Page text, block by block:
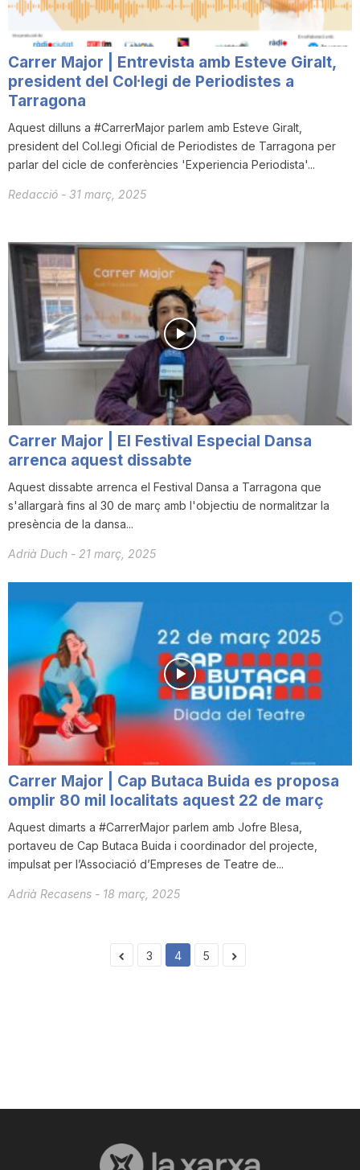
Carrer Major | Entrevista amb Esteve Giralt,
president del Col·legi de Periodistes a
Tarragona
Aquest dilluns a #CarrerMajor parlem amb Esteve Giralt,
president del Col.legi Oficial de Periodistes de Tarragona per
parlar del cicle de conferències 'Experiencia Periodista'...
Redacció - 31 març, 2025
Carrer Major | El Festival Especial Dansa
arrenca aquest dissabte
Aquest dissabte arrenca el Festival Dansa a Tarragona que
s'allargarà fins al 30 de març amb l'objectiu de normalitzar la
presència de la dansa...
Adrià Duch - 21 març, 2025
Carrer Major | Cap Butaca Buida es proposa
omplir 80 mil localitats aquest 22 de març
Aquest dimarts a #CarrerMajor parlem amb Jofre Blesa,
portaveu de Cap Butaca Buida i coordinador del projecte,
impulsat per l’Associació d’Empreses de Teatre de...
Adrià Recasens - 18 març, 2025
3 4 5